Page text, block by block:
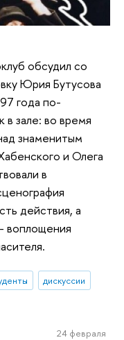
обсудил со
Юрия Бутусова
года по-
в зале: во время
знаменитым
и Олега
в
действия, а
воплощения
дискуссии
24 февраля